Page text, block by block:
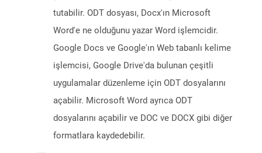
tutabilir. ODT dosyası, Docx'ın Microsoft
Word'e ne olduğunu yazar Word işlemcidir.
Google Docs ve Google'ın Web tabanlı kelime
işlemcisi, Google Drive'da bulunan çeşitli
uygulamalar düzenleme için ODT dosyalarını
açabilir. Microsoft Word ayrıca ODT
dosyalarını açabilir ve DOC ve DOCX gibi diğer
formatlara kaydedebilir.